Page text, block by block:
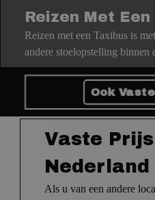
Reizen Met
Reizen met een Taxibus is
andere stoelopstelling
Ook
Vaste
Nederland
Als u van een andere